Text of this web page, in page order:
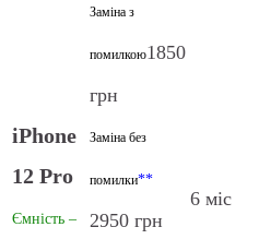
iPhone
12 Pro
Ємність –
Заміна з
помилкою1850
грн
Заміна без
помилки**
2950 грн
6 міс